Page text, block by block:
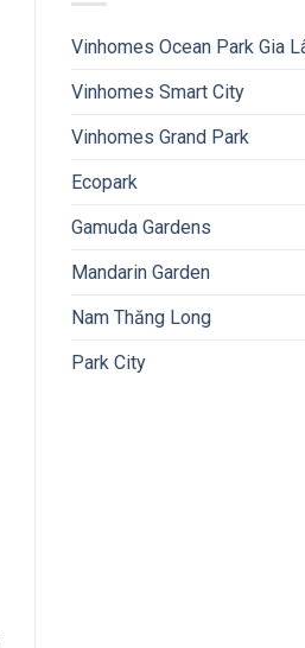
Vinhomes Ocean Park Gia
Vinhomes Smart City
Vinhomes Grand Park
Ecopark
Gamuda Gardens
Mandarin Garden
Nam Thăng Long
Park City